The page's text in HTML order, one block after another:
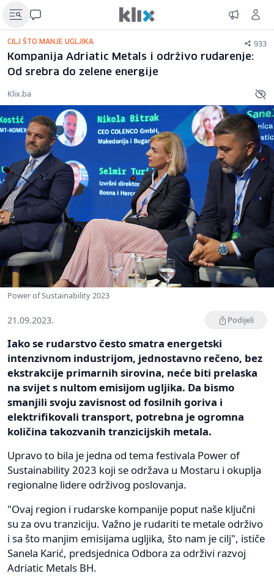
CILJ ŠTO MANJE UGLJIKA 933
Kompanija Adriatic Metals i održivo rudarenje:
Od srebra do zelene energije
Klix.ba
Power of Sustainability 2023
21.09.2023. Podijeli
Iako se rudarstvo često smatra energetski
intenzivnom industrijom, jednostavno rečeno, bez
ekstrakcije primarnih sirovina, neće biti prelaska
na svijet s nultom emisijom ugljika. Da bismo
smanjili svoju zavisnost od fosilnih goriva i
elektrifikovali transport, potrebna je ogromna
količina takozvanih tranzicijskih metala.
Upravo to bila je jedna od tema festivala Power of
Sustainability 2023 koji se održava u Mostaru i okuplja
regionalne lidere održivog poslovanja.
"Ovaj region i rudarske kompanije poput naše ključni
su za ovu tranziciju. Važno je rudariti te metale održivo
i sa što manjim emisijama ugljika, što nam je cilj", ističe
Sanela Karić, predsjednica Odbora za održivi razvoj
Adriatic Metals BH.